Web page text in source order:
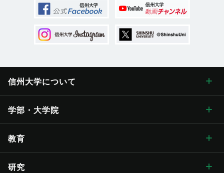
信州大学について
信州大学について トップ
学長メッセージ
学長メッセージ トップ
大学概要・理念
学部・大学院
学部・大学院 トップ
人文学部
教育
教育 トップ
研究